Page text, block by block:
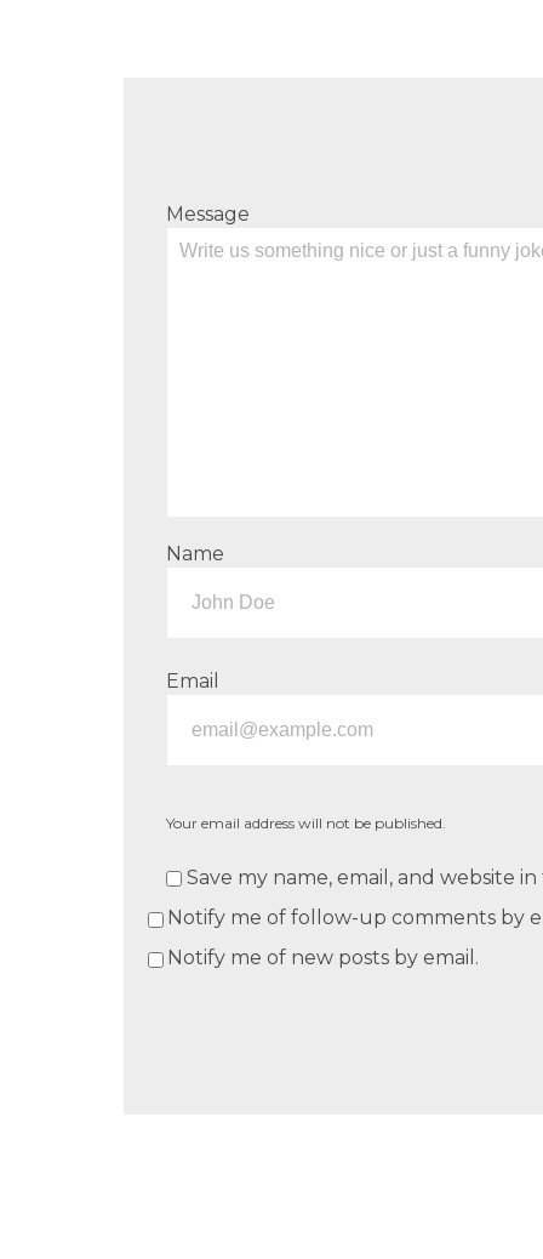
Message
Name
Email
Your email address will not be published.
Save my name, email, and website
Notify me of follow-up comments by
Notify me of new posts by email.